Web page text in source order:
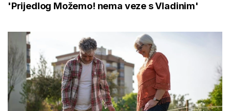
'Prijedlog Možemo! nema veze s Vladinim'